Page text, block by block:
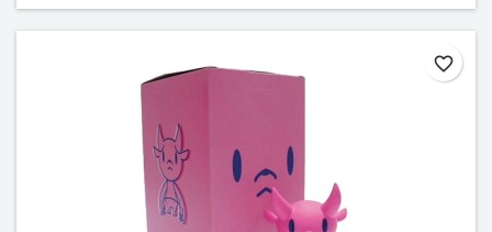
favorite_border